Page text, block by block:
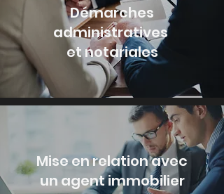
Démarches
administratives
et notariales
Mise en relation avec
un agent immobilier